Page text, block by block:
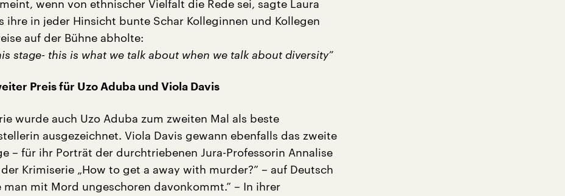
wenn von ethnischer Vielfalt die Rede sei, sagte Laura
ihre in jeder Hinsicht bunte Schar Kolleginnen und Kollegen
auf der Bühne abholte:
stage- this is what we talk about when we talk about diversity”
Preis für Uzo Aduba und Viola Davis
wurde auch Uzo Aduba zum zweiten Mal als beste
ausgezeichnet. Viola Davis gewann ebenfalls das zweite
– für ihr Porträt der durchtriebenen Jura-Professorin Annalise
Krimiserie „How to get a away with murder?” – auf Deutsch
man mit Mord ungeschoren davonkommt.” – In ihrer